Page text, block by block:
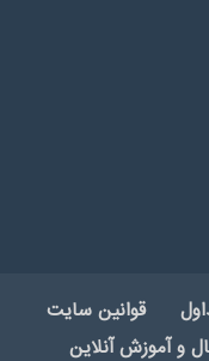
قوانین سایت
و آموزش آنلاین